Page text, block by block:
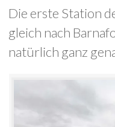
Die erste Station
gleich nach
natürlich ganz